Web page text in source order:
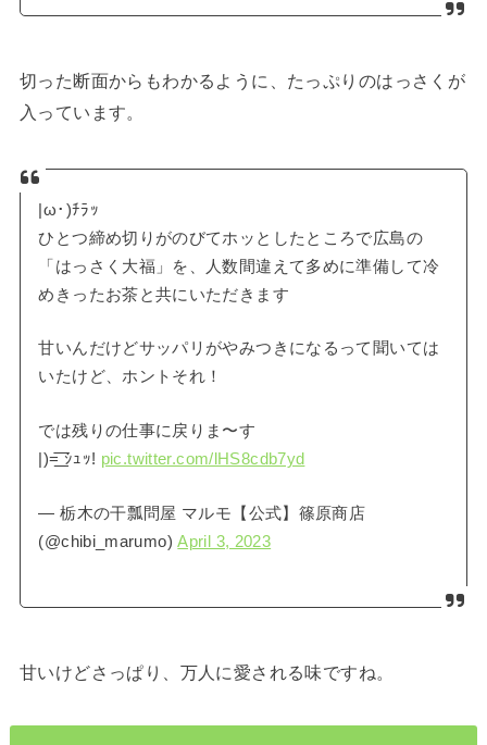
切った断面からもわかるように、たっぷりのはっさくが
入っています。
|ω･)ﾁﾗｯ
ひとつ締め切りがのびてホッとしたところで広島の
「はっさく大福」を、人数間違えて多めに準備して冷
めきったお茶と共にいただきます
甘いんだけどサッパリがやみつきになるって聞いては
いたけど、ホントそれ！
では残りの仕事に戻りま〜す
|)=͟͟͞͞ ｼｭｯ! pic.twitter.com/lHS8cdb7yd
— 栃木の干瓢問屋 マルモ【公式】篠原商店
(@chibi_marumo)April 3, 2023
甘いけどさっぱり、万人に愛される味ですね。